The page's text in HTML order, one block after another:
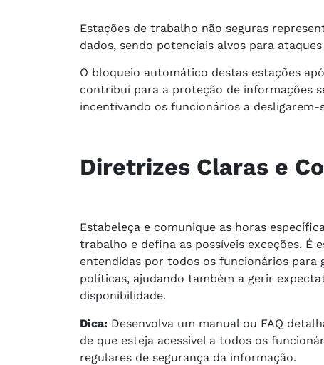
Estações de trabalho não seguras
dados, sendo potenciais alvos para
O bloqueio automático destas estações
contribui para a proteção de informações
incentivando os funcionários a
Diretrizes Claras e
Estabeleça e comunique as horas
trabalho e defina as possíveis exceções. É
entendidas por todos os funcionários para
políticas, ajudando também a gerir
disponibilidade.
Dica: Desenvolva um manual ou FAQ
de que esteja acessível a todos os
regulares de segurança da informação.